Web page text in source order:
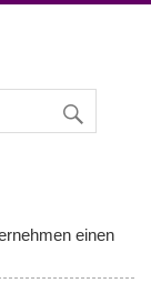
Experience.
einen